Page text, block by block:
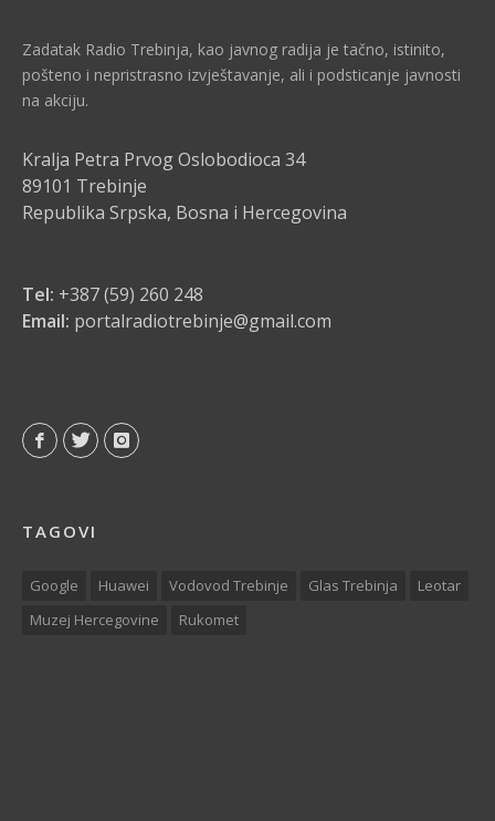
Zadatak Radio Trebinja, kao javnog radija je tačno, istinito,
pošteno i nepristrasno izvještavanje, ali i podsticanje javnosti
na akciju.
Kralja Petra Prvog Oslobodioca 34
89101 Trebinje
Republika Srpska, Bosna i Hercegovina
Tel: +387 (59) 260 248
Email: portalradiotrebinje@gmail.com
TAGOVI
Google Huawei Vodovod Trebinje Glas Trebinja
Leotar
Muzej Hercegovine
Rukomet